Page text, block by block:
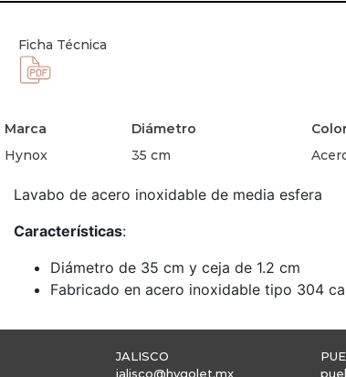
Ficha Técnica
Marca Diámetro
Hynox
35 cm
Lavabo de acero inoxidable de media esfera
Características:
Diámetro de 35 cm y ceja de 1.2 cm
Fabricado en acero inoxidable tipo 304
JALISCO
jalisco@hygolet.mx